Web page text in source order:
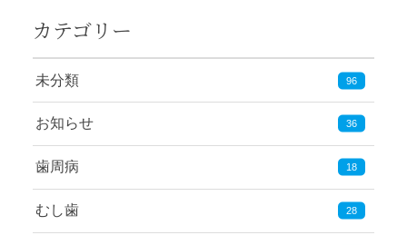
カテゴリー
未分類 96
お知らせ 36
歯周病 18
むし歯 28